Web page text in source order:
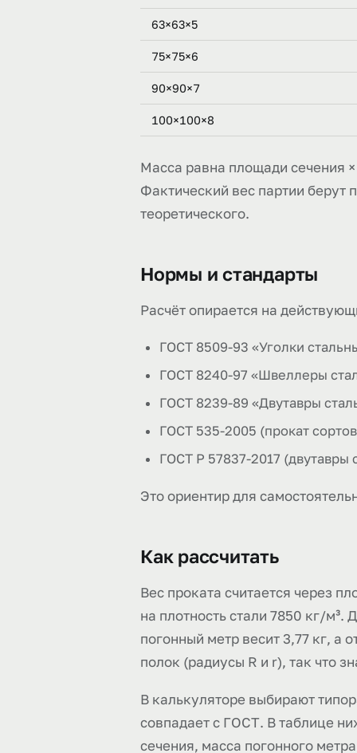
63×63×5
75×75×6
90×90×7
100×100×8
Масса равна площади сечения
Фактический вес партии берут
теоретического.
Нормы и стандарты
Расчёт опирается на
ГОСТ 8509-93 «Уголки
ГОСТ 8240-97 «Швеллеры
ГОСТ 8239-89 «Двутавры
ГОСТ 535-2005 (прокат
ГОСТ Р 57837-2017
Это ориентир для
Как рассчитать
Вес проката считается через
на плотность стали 7850 кг/
погонный метр весит 3,77 кг, а
полок (радиусы R и r), так что
В калькуляторе выбирают
совпадает с ГОСТ. В таблице
сечения, масса погонного